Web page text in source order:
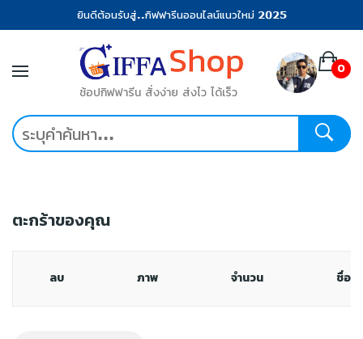
ยินดีต้อนรับสู่..กิฟฟารีนออนไลน์แนวใหม่ 2025
ช้อปกิฟฟารีน สั่งง่าย ส่งไว ได้เร็ว
0
ตะกร้าของคุณ
ลบ ภาพ จำนวน ชื่อสิ